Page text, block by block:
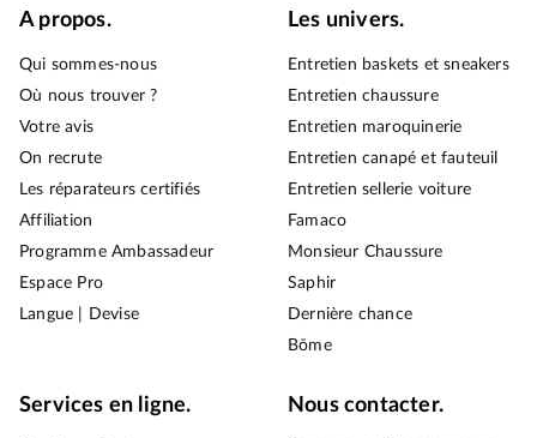
A propos.
Qui sommes-nous
Où nous trouver ?
Votre avis
On recrute
Les réparateurs certifiés
Affiliation
Programme Ambassadeur
Espace Pro
Langue | Devise
Les univers.
Entretien baskets et sneakers
Entretien chaussure
Entretien maroquinerie
Entretien canapé et fauteuil
Entretien sellerie voiture
Famaco
Monsieur Chaussure
Saphir
Dernière chance
Bōme
Services en ligne. Nous contacter.